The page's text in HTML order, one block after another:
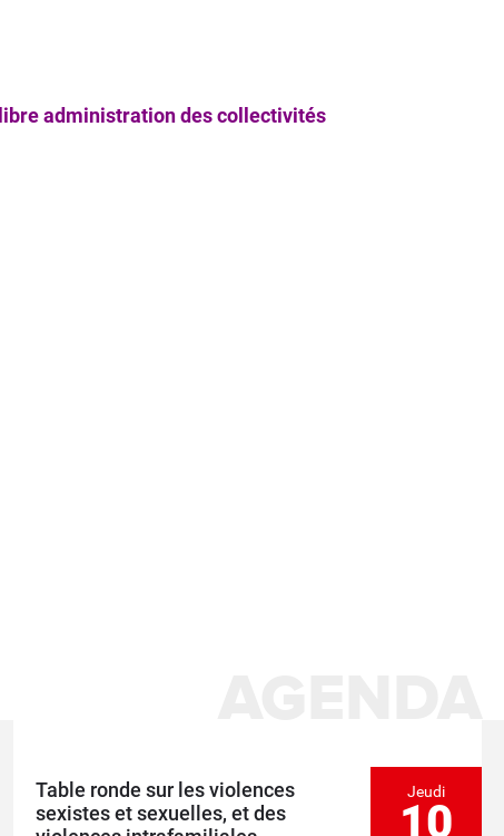
administration des collectivités
Table ronde sur les violences
sexistes et sexuelles, et des
Jeudi
10